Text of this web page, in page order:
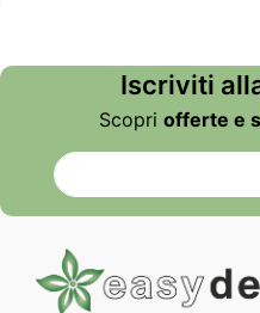
Iscriviti
Scopri offerte e